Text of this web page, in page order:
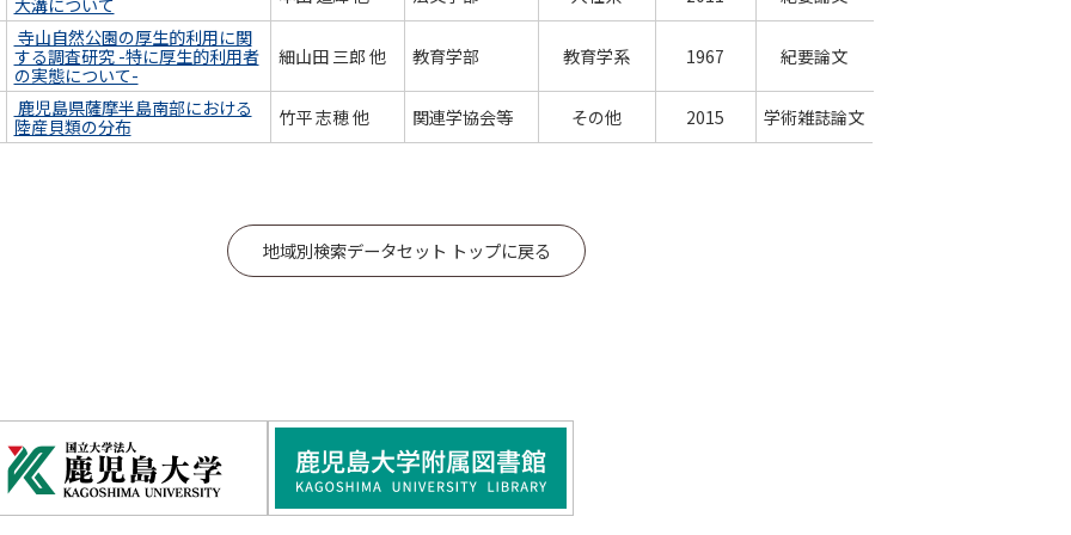
寺山自然公園の厚生的利用に関
する調査研究 -特に厚生的利用者
の実態について-
細山田 三郎 他 教育学部 教育学系 1967 紀要論文
鹿児島県薩摩半島南部における
陸産貝類の分布
竹平 志穂 他 関連学協会等 その他 2015 学術雑誌論文
地域別検索データセット トップに戻る